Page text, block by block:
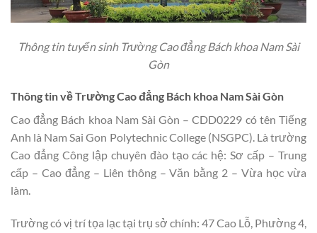
Thông tin tuyển sinh Trường Cao đẳng Bách khoa Nam Sài
Gòn
Thông tin về Trường Cao đẳng Bách khoa Nam Sài Gòn
Cao đẳng Bách khoa Nam Sài Gòn – CDD0229 có tên Tiếng
Anh là Nam Sai Gon Polytechnic College (NSGPC). Là trường
Cao đẳng Công lập chuyên đào tạo các hệ: Sơ cấp – Trung
cấp – Cao đẳng – Liên thông – Văn bằng 2 – Vừa học vừa
làm.
Trường có vị trí tọa lạc tại trụ sở chính: 47 Cao Lỗ, Phường 4,